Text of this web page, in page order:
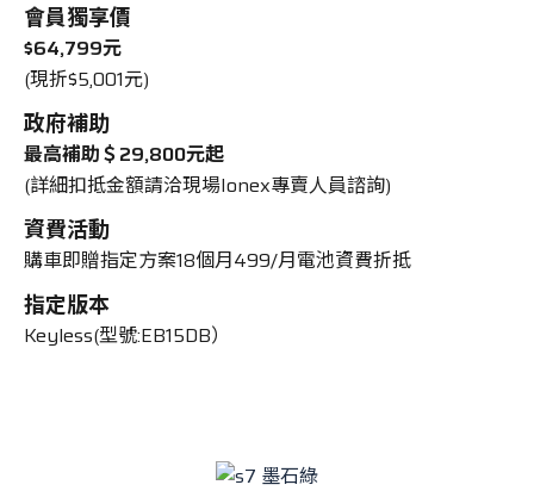
會員獨享價
$64,799元
(現折$5,001元)
政府補助
最高補助＄29,800元起
(詳細扣抵金額請洽現場Ionex專賣人員諮詢)
資費活動
購車即贈指定方案18個月499/月電池資費折抵
指定版本
Keyless(型號:EB15DB）